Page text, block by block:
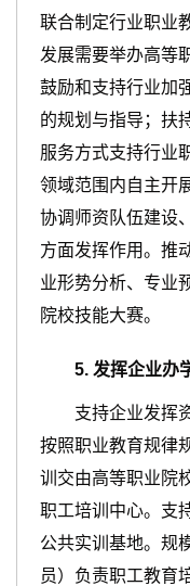
联合制定行业职业
发展需要举办高等
鼓励和支持行业加
的规划与指导；扶
服务方式支持行业
领域范围内自主开
协调师资队伍建设
方面发挥作用。推
业形势分析、专业
院校技能大赛。
5. 发挥企业办
支持企业发挥
按照职业教育规律
训交由高等职业院
职工培训中心。支
公共实训基地。规
员）负责职工教育